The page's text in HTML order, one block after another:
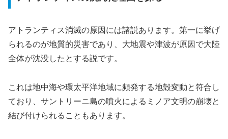
アトランティス消滅の原因には諸説あります。第一に挙げ
られるのが地質的災害であり、大地震や津波が原因で大陸
全体が沈没したとする説です。
これは地中海や環太平洋地域に頻発する地殻変動と符合し
ており、サントリーニ島の噴火によるミノア文明の崩壊と
結び付けられることもあります。